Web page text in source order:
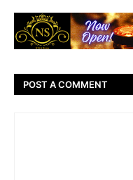
POST A COMMENT